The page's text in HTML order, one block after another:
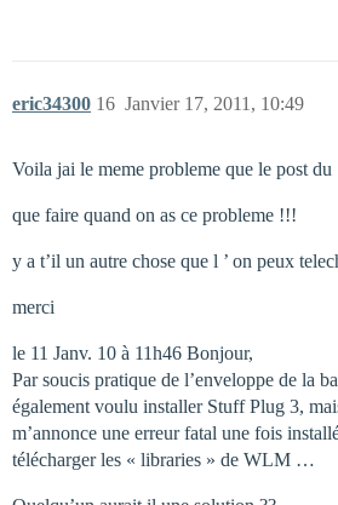
eric34300 Janvier 17, 2011, 10:49
16
Voila jai le meme probleme que le post
que faire quand on as ce probleme !!!
y a t’il un autre chose que l ’ on peux
merci
le 11 Janv. 10 à 11h46 Bonjour,
Par soucis pratique de l’enveloppe de la
également voulu installer Stuff Plug 3,
m’annonce une erreur fatal une fois
télécharger les « libraries » de WLM …